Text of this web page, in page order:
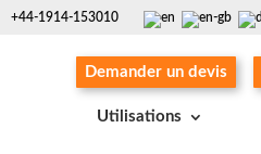
+44-1914-153010
Utilisations
Demander un devis